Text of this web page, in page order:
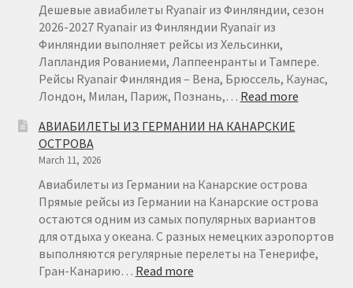
Дешевые авиабилеты Ryanair из Финляндии, сезон
2026-2027 Ryanair из Финляндии Ryanair из
Финляндии выполняет рейсы из Хельсинки,
Лапландия Рованиеми, Лаппеенранты и Тампере.
Рейсы Ryanair Финляндия – Вена, Брюссель, Каунас,
Лондон, Милан, Париж, Познань,… Read more:
€22
АВИАБИЛЕТЫ ИЗ ГЕРМАНИИ НА КАНАРСКИЕ
ОСТРОВА
March 11, 2026
Авиабилеты из Германии на Канарские острова
Прямые рейсы из Германии на Канарские острова
остаются одним из самых популярных вариантов
для отдыха у океана. С разных немецких аэропортов
выполняются регулярные перелеты на Тенерифе,
Гран-Канарию… Read more: